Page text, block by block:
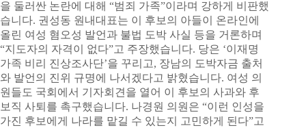
을 둘러싼 논란에 대해 “범죄 가족”이라며 강하게 비판했
습니다. 권성동 원내대표는 이 후보의 아들이 온라인에
올린 여성 혐오성 발언과 불법 도박 사실 등을 거론하며
“지도자의 자격이 없다”고 주장했습니다. 당은 ‘이재명
가족 비리 진상조사단’을 꾸리고, 장남의 도박자금 출처
와 발언의 진위 규명에 나서겠다고 밝혔습니다. 여성 의
원들도 국회에서 기자회견을 열어 이 후보의 사과와 후
보직 사퇴를 촉구했습니다. 나경원 의원은 “이런 인성을
가진 후보에게 나라를 맡길 수 있는지 고민하게 된다”고